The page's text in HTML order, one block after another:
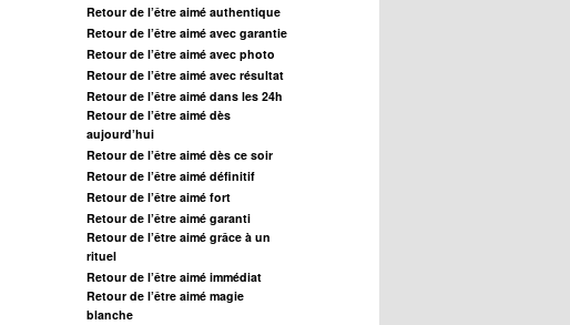
Retour de l’être aimé authentique
Retour de l’être aimé avec garantie
Retour de l’être aimé avec photo
Retour de l’être aimé avec résultat
Retour de l’être aimé dans les 24h
Retour de l’être aimé dès
aujourd’hui
Retour de l’être aimé dès ce soir
Retour de l’être aimé définitif
Retour de l’être aimé fort
Retour de l’être aimé garanti
Retour de l’être aimé grâce à un
rituel
Retour de l’être aimé immédiat
Retour de l’être aimé magie
blanche